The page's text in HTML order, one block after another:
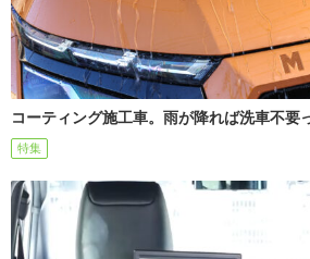
コーティング施工車。雨が降れば洗車不要
特集